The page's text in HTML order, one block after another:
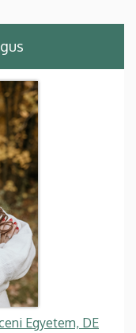
Egyetem, DE